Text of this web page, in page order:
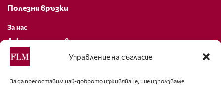
Управление на съгласие
За да предоставим най-доброто изживяване, ние използваме
Полезни връзки
За нас
Декларация за поверителност
Политика за бисквитки
За контакти